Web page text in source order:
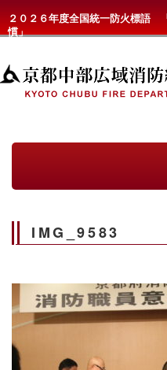
２０２６年度全国統一防火標
慣」
IMG_9583